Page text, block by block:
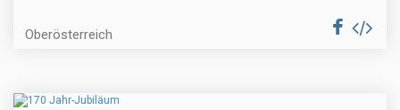
Oberösterreich